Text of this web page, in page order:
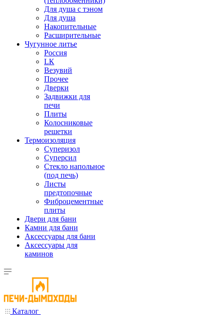
Для душа с тэном
Для душа
Накопительные
Расширительные
Чугунное литье
Россия
LК
Везувий
Прочее
Дверки
Задвижки для
печи
Плиты
Колосниковые
решетки
Термоизоляция
Суперизол
Суперсил
Стекло напольное
(под печь)
Листы
предтопочные
Фиброцементные
плиты
Двери для бани
Камни для бани
Аксессуары для бани
Аксессуары для
каминов
Каталог